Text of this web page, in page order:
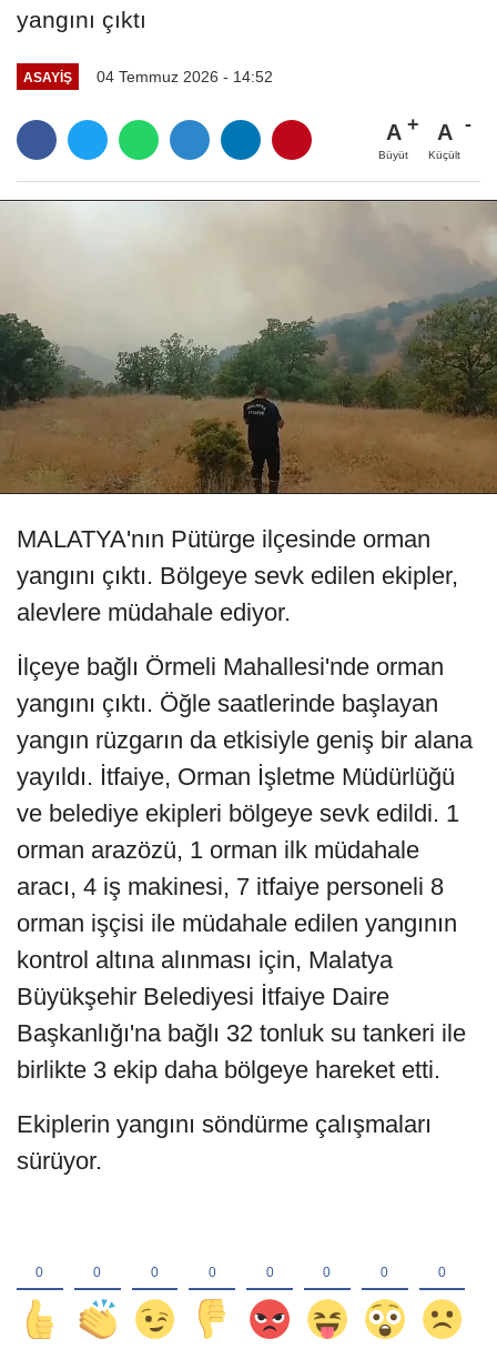
yangını çıktı
ASAYIŞ 04 Temmuz 2026 - 14:52
A
Büyüt
A
Küçült
MALATYA'nın Pütürge ilçesinde orman
yangını çıktı. Bölgeye sevk edilen ekipler,
alevlere müdahale ediyor.
İlçeye bağlı Örmeli Mahallesi'nde orman
yangını çıktı. Öğle saatlerinde başlayan
yangın rüzgarın da etkisiyle geniş bir alana
yayıldı. İtfaiye, Orman İşletme Müdürlüğü
ve belediye ekipleri bölgeye sevk edildi. 1
orman arazözü, 1 orman ilk müdahale
aracı, 4 iş makinesi, 7 itfaiye personeli 8
orman işçisi ile müdahale edilen yangının
kontrol altına alınması için, Malatya
Büyükşehir Belediyesi İtfaiye Daire
Başkanlığı'na bağlı 32 tonluk su tankeri ile
birlikte 3 ekip daha bölgeye hareket etti.
Ekiplerin yangını söndürme çalışmaları
sürüyor.